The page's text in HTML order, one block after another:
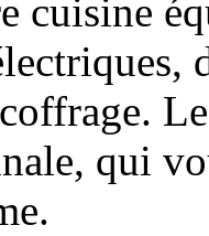
cuisine
qui